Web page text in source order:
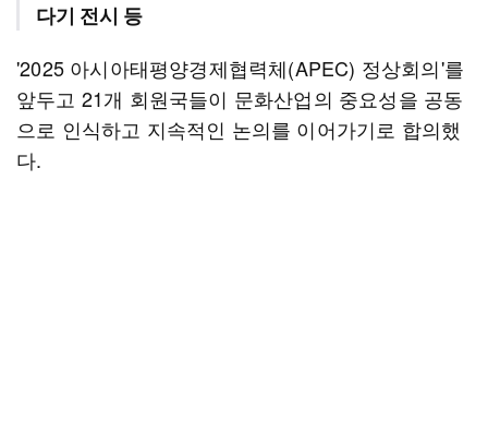
다기 전시 등
'2025 아시아태평양경제협력체(APEC) 정상회의'를
앞두고 21개 회원국들이 문화산업의 중요성을 공동
으로 인식하고 지속적인 논의를 이어가기로 합의했
다.